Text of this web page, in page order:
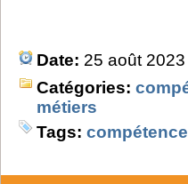
Date: 25 août 2023
Catégories:
métiers
Tags: